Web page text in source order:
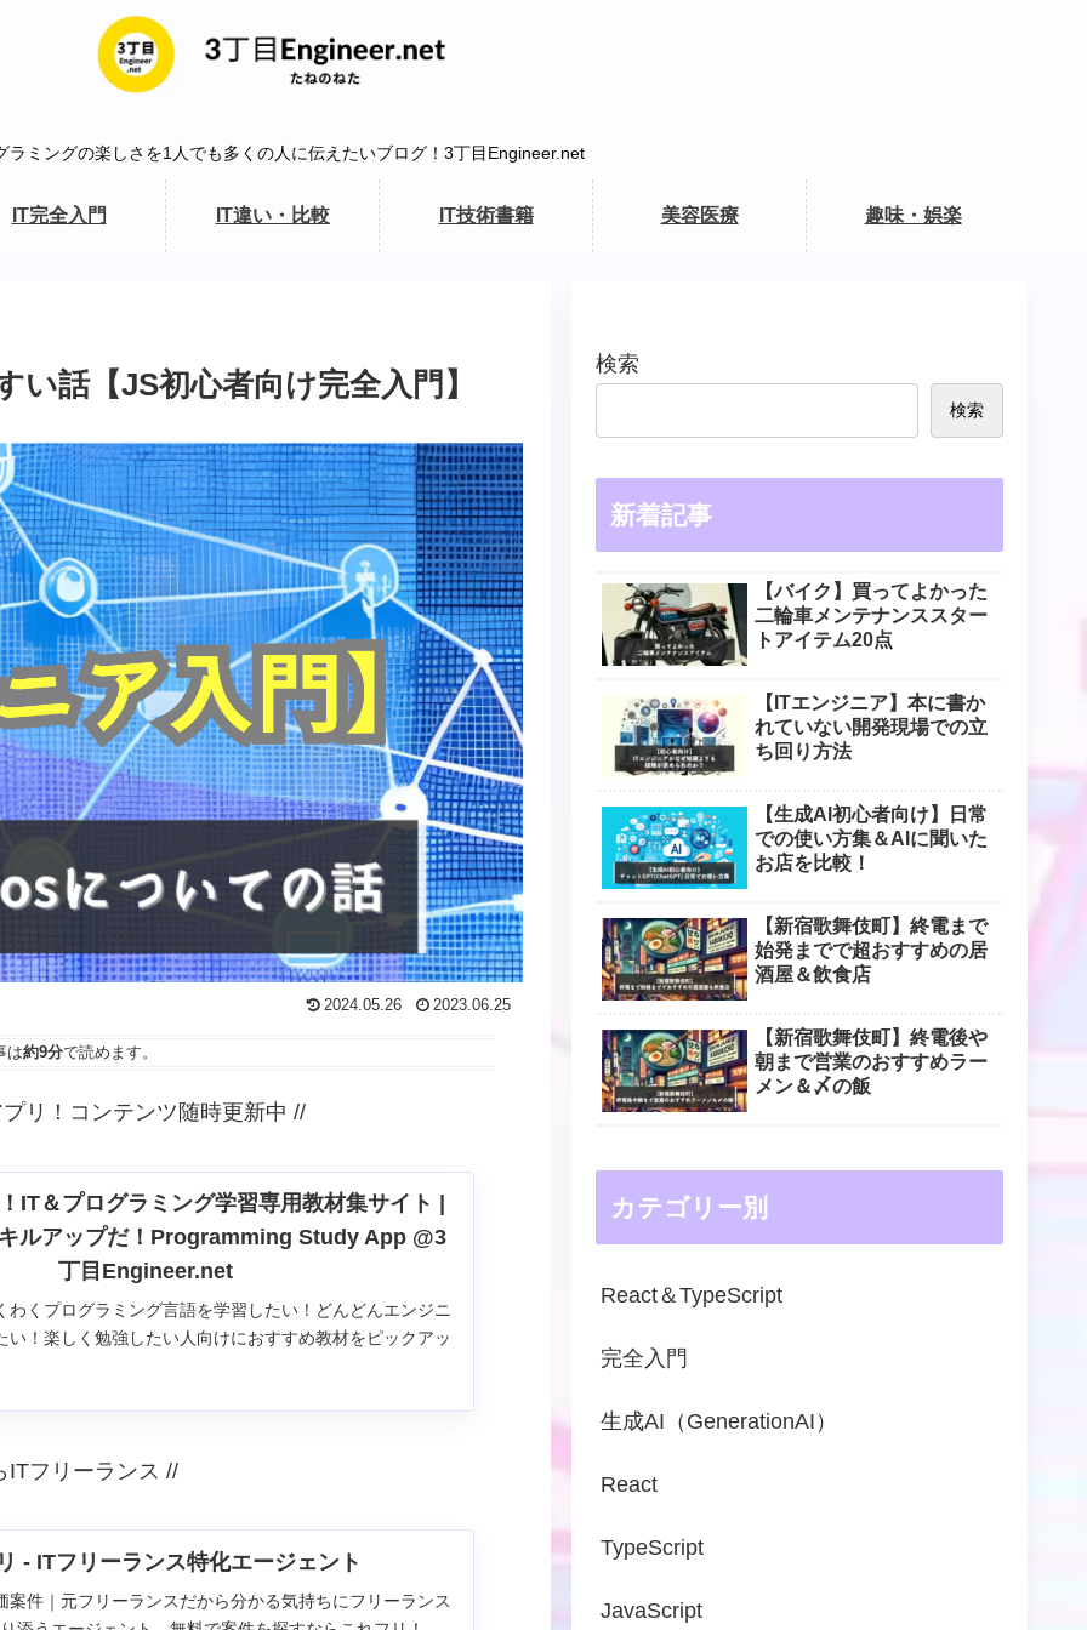
ラミングの楽しさを1人でも多くの人に伝えたいブログ！3丁目Engineer.net
IT完全入門 IT違い・比較 IT技術書籍 美容医療 趣味・娯楽
話【JS初心者向け完全入門】
2024.05.26 2023.06.25
は約9分で読めます。
リ！コンテンツ随時更新中 //
IT＆プログラミング学習専用教材集サイト |
ルアップだ！Programming Study App @3
丁目Engineer.net
わくプログラミング言語を学習したい！どんどんエンジニ
い！楽しく勉強したい人向けにおすすめ教材をピックアッ
ITフリーランス //
- ITフリーランス特化エージェント
案件｜元フリーランスだから分かる気持ちにフリーランス
検索
検索
新着記事
【バイク】買ってよかった
二輪車メンテナンススター
トアイテム20点
【ITエンジニア】本に書か
れていない開発現場での立
ち回り方法
【生成AI初心者向け】日常
での使い方集＆AIに聞いた
お店を比較！
【新宿歌舞伎町】終電まで
始発までで超おすすめの居
酒屋＆飲食店
【新宿歌舞伎町】終電後や
朝まで営業のおすすめラー
メン＆〆の飯
カテゴリー別
React＆TypeScript
完全入門
生成AI（GenerationAI）
React
TypeScript
JavaScript